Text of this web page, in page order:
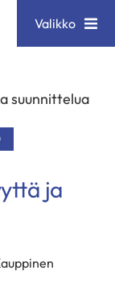
Valikko
suunnittelua
ja